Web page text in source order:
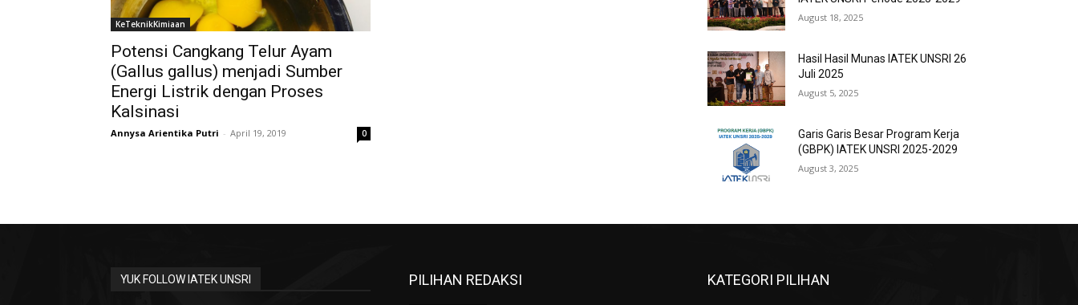
KeTeknikKimiaan
Potensi Cangkang Telur Ayam
(Gallus gallus) menjadi Sumber
Energi Listrik dengan Proses
Kalsinasi
Annysa Arientika Putri - April 19, 2019 0
August 18, 2025
Hasil Hasil Munas IATEK UNSRI 26
Juli 2025
August 5, 2025
Garis Garis Besar Program Kerja
(GBPK) IATEK UNSRI 2025-2029
August 3, 2025
YUK FOLLOW IATEK UNSRI PILIHAN REDAKSI KATEGORI PILIHAN